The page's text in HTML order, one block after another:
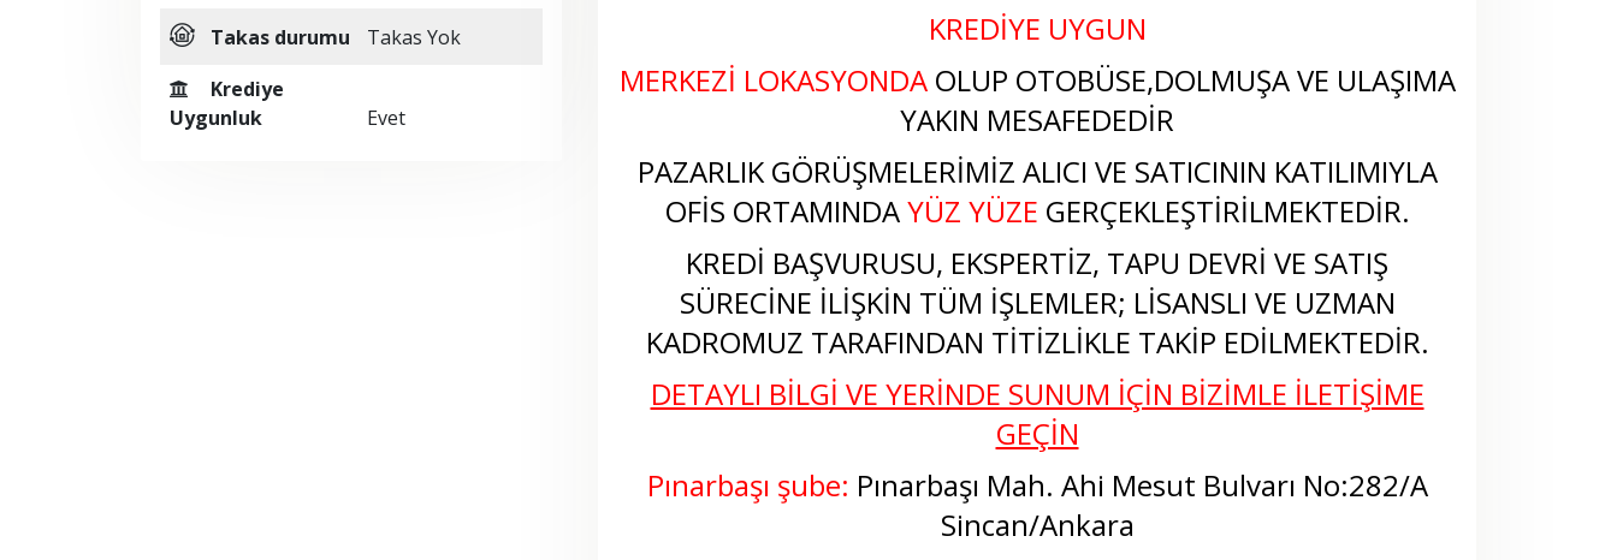
Takas durumu
Takas Yok
Krediye
Uygunluk
Evet
KREDİYE UYGUN
MERKEZİ LOKASYONDAOLUP OTOBÜSE,DOLMUŞA VE ULAŞIMA
YAKIN MESAFEDEDİR
PAZARLIK GÖRÜŞMELERİMİZ ALICI VE SATICININ KATILIMIYLA
OFİS ORTAMINDAYÜZ YÜZE GERÇEKLEŞTİRİLMEKTEDİR.
KREDİ BAŞVURUSU, EKSPERTİZ, TAPU DEVRİ VE SATIŞ
SÜRECİNE İLİŞKİN TÜM İŞLEMLER; LİSANSLI VE UZMAN
KADROMUZ TARAFINDAN TİTİZLİKLE TAKİP EDİLMEKTEDİR.
DETAYLI BİLGİ VE YERİNDE SUNUM İÇİN BİZİMLE İLETİŞİME
GEÇİN
Pınarbaşı şube: Pınarbaşı Mah. Ahi Mesut Bulvarı No:282/A
Sincan/Ankara